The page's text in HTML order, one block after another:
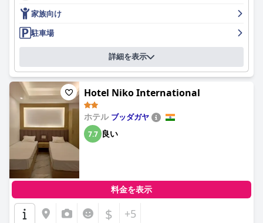
家族向け
駐車場
詳細を表示
Hotel Niko International
ホテル ブッダガヤ
7.7 良い
料金を表示
$ +5